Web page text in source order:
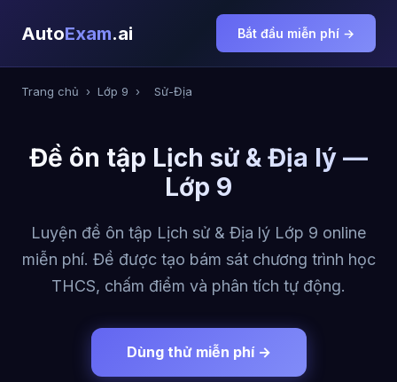
AutoExam.ai Bắt đầu miễn phí →
Trang chủ › Lớp 9 › Sử-Địa
Đề ôn tập Lịch sử & Địa lý —
Lớp 9
Luyện đề ôn tập Lịch sử & Địa lý Lớp 9 online
miễn phí. Đề được tạo bám sát chương trình học
THCS, chấm điểm và phân tích tự động.
Dùng thử miễn phí →